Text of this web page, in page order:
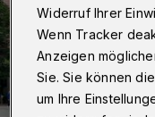
Widerruf Ihrer
Wenn Tracker
Anzeigen
Sie. Sie können
um Ihre